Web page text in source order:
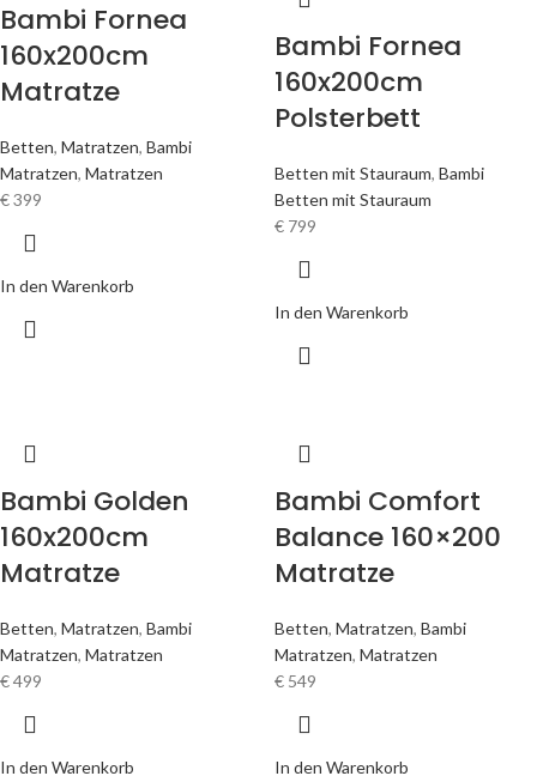
Bambi Fornea
160x200cm
Matratze
Betten, Matratzen, Bambi
Matratzen, Matratzen
€399
In den Warenkorb
Bambi Fornea
160x200cm
Polsterbett
Betten mit Stauraum, Bambi
Betten mit Stauraum
€ 799
In den Warenkorb
Bambi Golden
160x200cm
Matratze
Betten, Matratzen, Bambi
Matratzen, Matratzen
€499
In den Warenkorb
Bambi Comfort
Balance 160×200
Matratze
Betten, Matratzen, Bambi
Matratzen, Matratzen
€ 549
In den Warenkorb